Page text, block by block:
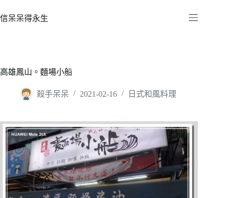
至
容
信呆呆得永生
高雄鳳山。麵場小船
殺手呆呆 2021-02-16 日式和風料理